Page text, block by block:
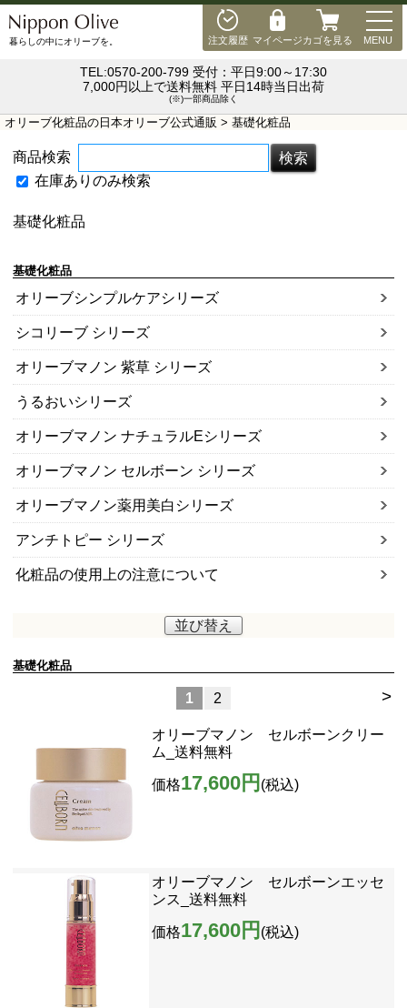
注文履歴 マイページカゴを見る MENU
暮らしの中にオリーブを。
TEL:0570-200-799 受付：平日9:00～17:30
7,000円以上で送料無料 平日14時当日出荷
(※)一部商品除く
オリーブ化粧品の日本オリーブ公式通販 > 基礎化粧品
商品検索
在庫ありのみ検索
基礎化粧品
基礎化粧品
オリーブシンプルケアシリーズ
シコリーブ シリーズ
オリーブマノン 紫草 シリーズ
うるおいシリーズ
オリーブマノン ナチュラルEシリーズ
オリーブマノン セルボーン シリーズ
オリーブマノン薬用美白シリーズ
アンチトピー シリーズ
化粧品の使用上の注意について
並び替え
基礎化粧品
>
1 2
オリーブマノン セルボーンクリー
ム_送料無料
価格17,600円 (税込)
オリーブマノン セルボーンエッセ
ンス_送料無料
価格17,600円 (税込)